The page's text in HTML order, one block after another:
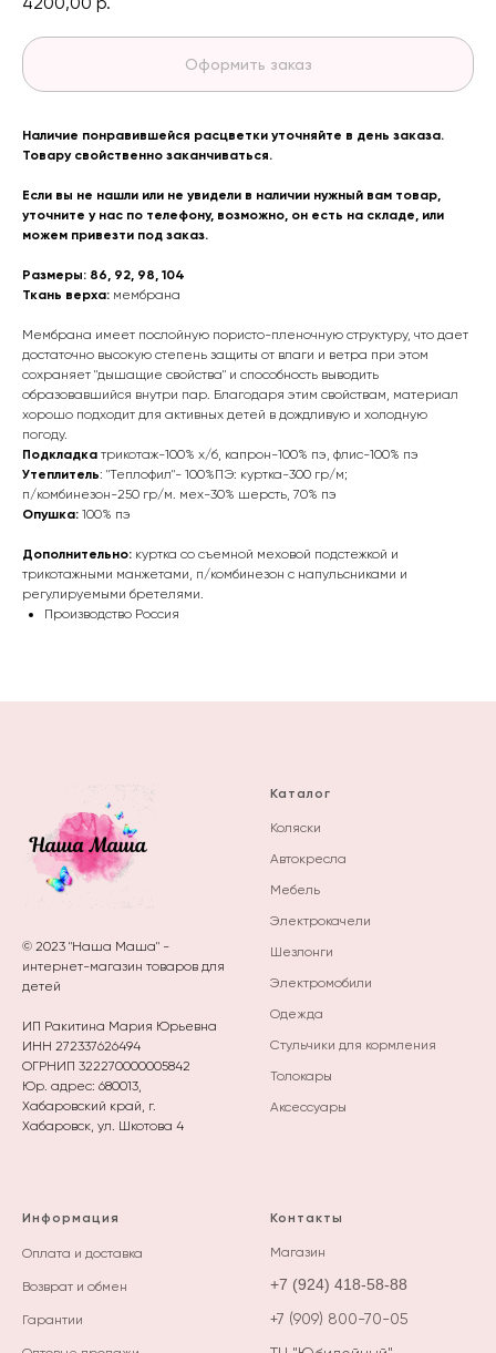
Оформить заказ
Наличие понравившейся расцветки уточняйте в день заказа.
Товару свойственно заканчиваться.
Если вы не нашли или не увидели в наличии нужный вам товар,
уточните у нас по телефону, возможно, он есть на складе, или
можем привезти под заказ.
Размеры: 86, 92, 98, 104
Ткань верха: мембрана
Мембрана имеет послойную пористо-пленочную структуру, что дает
достаточно высокую степень защиты от влаги и ветра при этом
сохраняет "дышащие свойства" и способность выводить
образовавшийся внутри пар. Благодаря этим свойствам, материал
хорошо подходит для активных детей в дождливую и холодную
погоду.
Подкладка трикотаж-100% х/б, капрон-100% пэ, флис-100% пэ
Утеплитель: "Теплофил"- 100%ПЭ: куртка-300 гр/м;
п/комбинезон-250 гр/м. мех-30% шерсть, 70% пэ
Опушка: 100% пэ
Дополнительно: куртка со съемной меховой подстежкой и
трикотажными манжетами, п/комбинезон с напульсниками и
регулируемыми бретелями.
Производство Россия
© 2023 "Наша Маша" -
интернет-магазин товаров для
детей
ИП Ракитина Мария Юрьевна
ИНН 272337626494
ОГРНИП 322270000005842
Юр. адрес: 680013,
Хабаровский край, г.
Хабаровск, ул. Шкотова 4
Каталог
Коляски
Автокресла
Мебель
Электрокачели
Шезлонги
Электромобили
Одежда
Стульчики для кормления
Толокары
Аксессуары
Информация
Оплата и доставка
Возврат и обмен
Гарантии
Контакты
Магазин
+7 (924) 418-58-88
+7 (909) 800-70-05